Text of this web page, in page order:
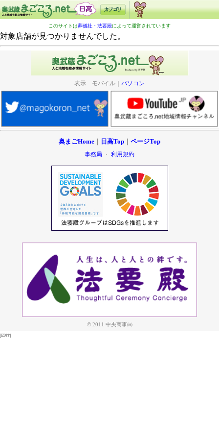
このサイトは葬儀社・法要殿によって運営されています
対象店舗が見つかりませんでした。
表示 モバイル｜ パソコン
奥まごHome ｜ 日高Top ｜ ページTop
事務局 ・ 利用規約
© 2011 中央商事㈱